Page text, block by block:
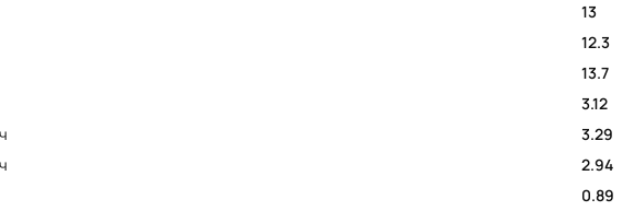
13
12.3
13.7
3.12
3.29
2.94
0.89